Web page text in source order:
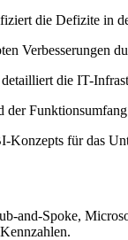
die Defizite in
Verbesserungen
die IT-
Konzepts für das
and-Spoke,